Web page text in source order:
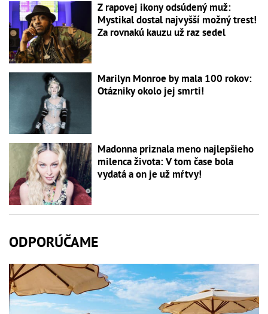
Z rapovej ikony odsúdený muž:
Mystikal dostal najvyšší možný trest!
Za rovnakú kauzu už raz sedel
Marilyn Monroe by mala 100 rokov:
Otázniky okolo jej smrti!
Madonna priznala meno najlepšieho
milenca života: V tom čase bola
vydatá a on je už mŕtvy!
ODPORÚČAME